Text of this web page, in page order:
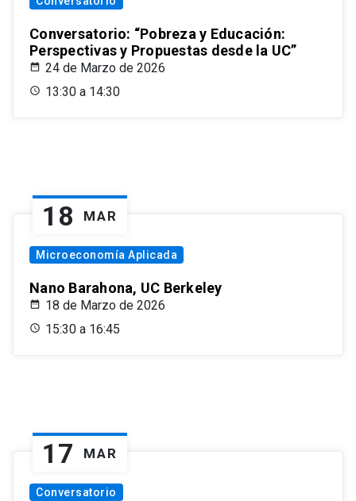
Conversatorio: “Pobreza y Educación:
Perspectivas y Propuestas desde la UC”
24 de Marzo de 2026
13:30 a 14:30
18 MAR
Microeconomía Aplicada
Nano Barahona, UC Berkeley
18 de Marzo de 2026
15:30 a 16:45
17 MAR
Conversatorio